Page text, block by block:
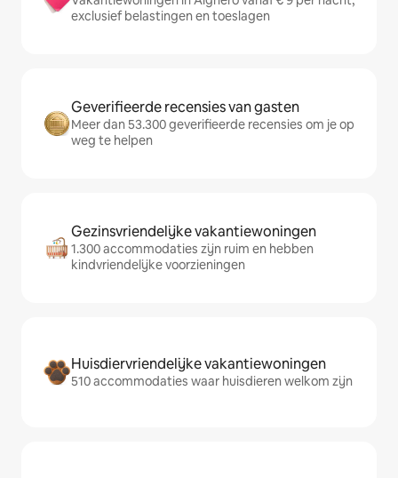
exclusief belastingen en toeslagen
Geverifieerde recensies van gasten
Meer dan 53.300 geverifieerde recensies om je op
weg te helpen
Gezinsvriendelijke vakantiewoningen
1.300 accommodaties zijn ruim en hebben
kindvriendelijke voorzieningen
Huisdiervriendelijke vakantiewoningen
510 accommodaties waar huisdieren welkom zijn